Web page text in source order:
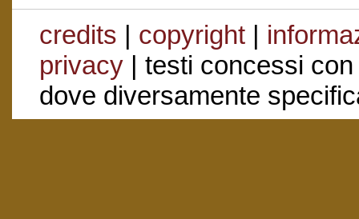
credits | copyright|
privacy| testi concessi
dove diversamente